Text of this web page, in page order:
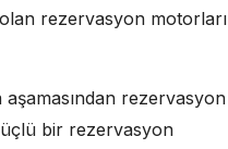
rezervasyon motorları
aşamasından rezervasyon
bir rezervasyon